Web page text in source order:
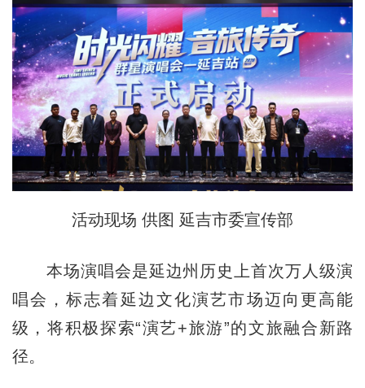
活动现场 供图 延吉市委宣传部
本场演唱会是延边州历史上首次万人级演
唱会，标志着延边文化演艺市场迈向更高能
级，将积极探索“演艺+旅游”的文旅融合新路
径。